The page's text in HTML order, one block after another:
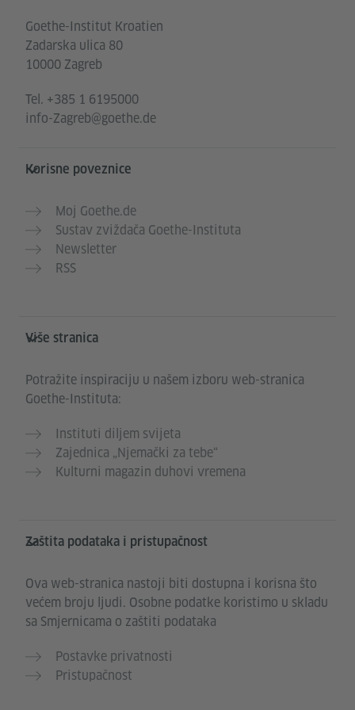
Goethe-Institut Kroatien
Zadarska ulica 80
10000 Zagreb
Tel. +385 1 6195000
info-Zagreb@goethe.de
Korisne poveznice
Moj Goethe.de
Sustav zviždača Goethe-Instituta
Newsletter
RSS
Više stranica
Potražite inspiraciju u našem izboru web-stranica
Goethe-Instituta:
Instituti diljem svijeta
Zajednica „Njemački za tebe“
Kulturni magazin duhovi vremena
Zaštita podataka i pristupačnost
Ova web-stranica nastoji biti dostupna i korisna što
većem broju ljudi. Osobne podatke koristimo u skladu
sa Smjernicama o zaštiti podataka
Postavke privatnosti
Pristupačnost